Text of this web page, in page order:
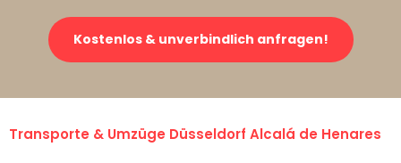
Kostenlos & unverbindlich anfragen!
Transporte & Umzüge Düsseldorf Alcalá de Henares